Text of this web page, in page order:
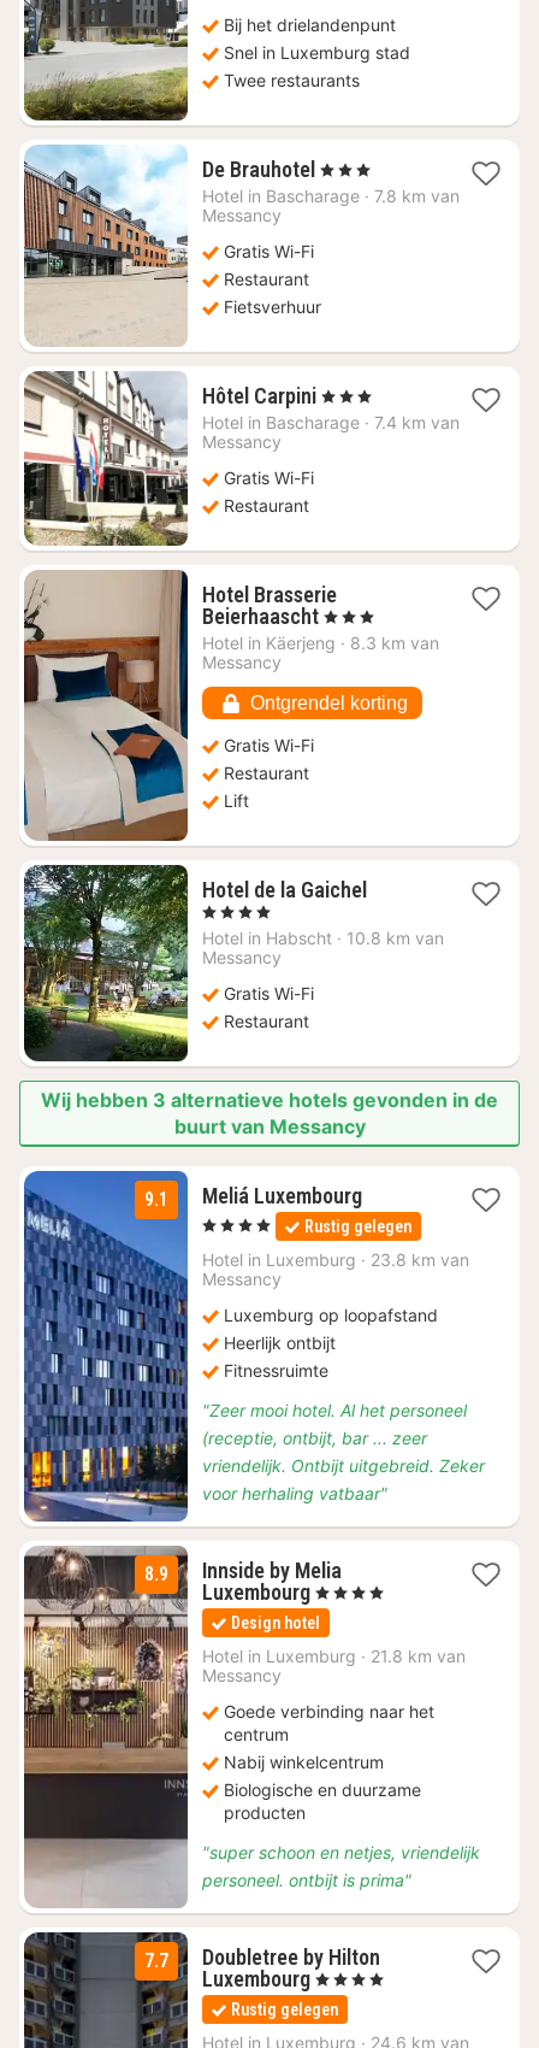
129
Bij het drielandenpunt
Snel in Luxemburg stad
Twee restaurants
De Brauhotel 1
nacht
vanaf
, 3 Sterren
Hotel in Bascharage · 7.8 km van
Messancy
Gratis Wi-Fi
Restaurant
Fietsverhuur
Hôtel Carpini1
nacht
vanaf
, 3 Sterren
Hotel in Bascharage · 7.4 km van
Messancy
Gratis Wi-Fi
Restaurant
Hotel Brasserie
Beierhaascht1
nacht
vanaf
97,08
, 3 Sterren
Hotel in Käerjeng · 8.3 km van
Messancy
Ontgrendel korting
Gratis Wi-Fi
Restaurant
Lift
Hotel de la Gaichel1
vanaf
, 4 Sterren
Hotel in Habscht · 10.8 km van
Messancy
Gratis Wi-Fi
Restaurant
Wij hebben 3 alternatieve hotels gevonden in de
buurt van Messancy
9.1 Meliá Luxembourg1
nacht
vanaf
€
, 4 Sterren Rustig gelegen
Hotel in Luxemburg · 23.8 km van
Messancy
Luxemburg op loopafstand
Heerlijk ontbijt
Fitnessruimte
"Zeer mooi hotel. Al het personeel
(receptie, ontbijt, bar ... zeer
vriendelijk. Ontbijt uitgebreid. Zeker
voor herhaling vatbaar"
8.9
Innside by Melia
Luxembourg1
nacht
vanaf
€
, 4 Sterren
Design hotel
Hotel in Luxemburg · 21.8 km van
Messancy
Goede verbinding naar het
centrum
Nabij winkelcentrum
Biologische en duurzame
producten
"super schoon en netjes, vriendelijk
personeel. ontbijt is prima"
7.7
Doubletree by Hilton
Luxembourg2
nachten
vanaf
€
, 4 Sterren
Rustig gelegen
Hotel in Luxemburg · 24.6 km van